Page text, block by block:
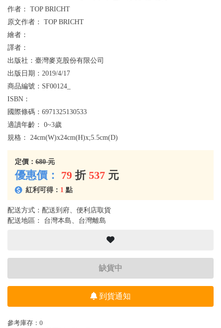
作者： TOP BRICHT
原文作者： TOP BRICHT
繪者：
譯者：
出版社： 臺灣麥克股份有限公司
出版日期： 2019/4/17
商品編號： SF00124_
ISBN：
國際條碼： 6971325130533
適讀年齡： 0~3歲
規格： 24cm(W)x24cm(H)x;5.5cm(D)
定價： 680 元
優惠價： 79 折 537 元
紅利可得： 1 點
配送方式：配送到府、便利店取貨
配送地區： 台灣本島、台灣離島
缺貨中
到貨通知
參考庫存：0